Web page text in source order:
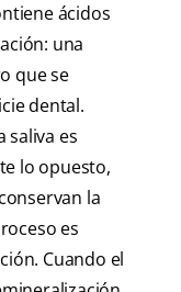
ácidos
una
que se
dental.
saliva es
lo opuesto,
la
es
Cuando el